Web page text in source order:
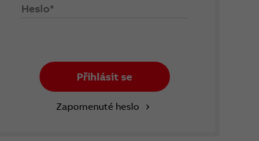
Heslo*
Přihlásit se
Zapomenuté heslo